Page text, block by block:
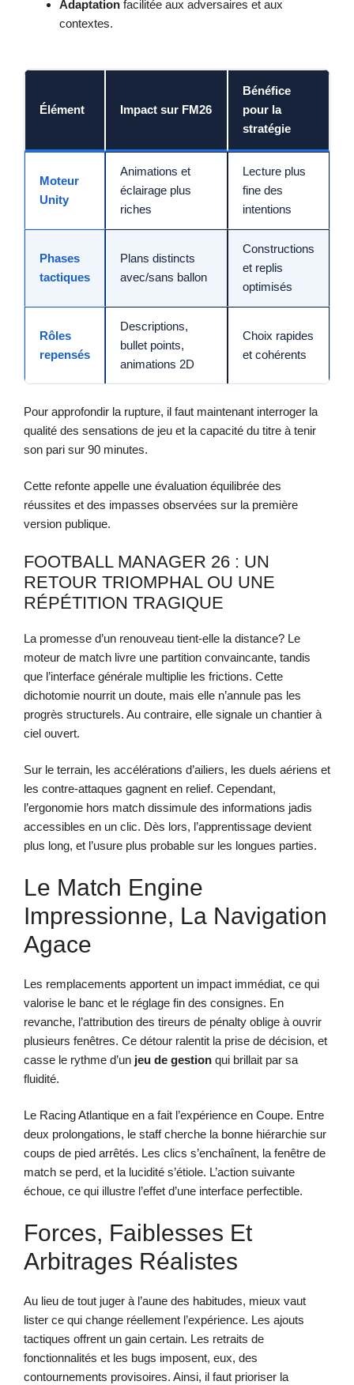
Adaptation facilitée aux adversaires et aux
contextes.
Élément Impact sur FM26
Bénéfice
pour la
stratégie
Moteur
Unity
Animations et
éclairage plus
riches
Lecture plus
fine des
intentions
Phases
tactiques
Plans distincts
avec/sans ballon
Constructions
et replis
optimisés
Rôles
repensés
Descriptions,
bullet points,
animations 2D
Choix rapides
et cohérents
Pour approfondir la rupture, il faut maintenant interroger la
qualité des sensations de jeu et la capacité du titre à tenir
son pari sur 90 minutes.
Cette refonte appelle une évaluation équilibrée des
réussites et des impasses observées sur la première
version publique.
FOOTBALL MANAGER 26 : UN
RETOUR TRIOMPHAL OU UNE
RÉPÉTITION TRAGIQUE
La promesse d’un renouveau tient-elle la distance? Le
moteur de match livre une partition convaincante, tandis
que l’interface générale multiplie les frictions. Cette
dichotomie nourrit un doute, mais elle n’annule pas les
progrès structurels. Au contraire, elle signale un chantier à
ciel ouvert.
Sur le terrain, les accélérations d’ailiers, les duels aériens et
les contre-attaques gagnent en relief. Cependant,
l’ergonomie hors match dissimule des informations jadis
accessibles en un clic. Dès lors, l’apprentissage devient
plus long, et l’usure plus probable sur les longues parties.
Le Match Engine
Impressionne, La Navigation
Agace
Les remplacements apportent un impact immédiat, ce qui
valorise le banc et le réglage fin des consignes. En
revanche, l’attribution des tireurs de pénalty oblige à ouvrir
plusieurs fenêtres. Ce détour ralentit la prise de décision, et
casse le rythme d’un jeu de gestion qui brillait par sa
fluidité.
Le Racing Atlantique en a fait l’expérience en Coupe. Entre
deux prolongations, le staff cherche la bonne hiérarchie sur
coups de pied arrêtés. Les clics s’enchaînent, la fenêtre de
match se perd, et la lucidité s’étiole. L’action suivante
échoue, ce qui illustre l’effet d’une interface perfectible.
Forces, Faiblesses Et
Arbitrages Réalistes
Au lieu de tout juger à l’aune des habitudes, mieux vaut
lister ce qui change réellement l’expérience. Les ajouts
tactiques offrent un gain certain. Les retraits de
fonctionnalités et les bugs imposent, eux, des
contournements provisoires. Ainsi, il faut prioriser la